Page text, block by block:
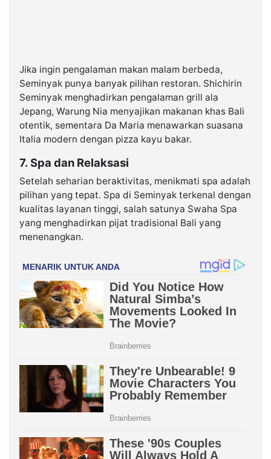
Jika ingin pengalaman makan malam berbeda,
Seminyak punya banyak pilihan restoran. Shichirin
Seminyak menghadirkan pengalaman grill ala
Jepang, Warung Nia menyajikan makanan khas Bali
otentik, sementara Da Maria menawarkan suasana
Italia modern dengan pizza kayu bakar.
7. Spa dan Relaksasi
Setelah seharian beraktivitas, menikmati spa adalah
pilihan yang tepat. Spa di Seminyak terkenal dengan
kualitas layanan tinggi, salah satunya Swaha Spa
yang menghadirkan pijat tradisional Bali yang
menenangkan.